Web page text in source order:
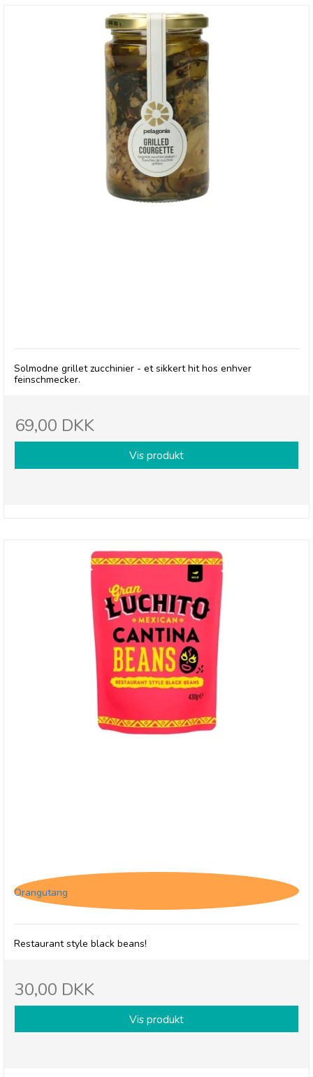
Solmodne grillet zucchinier - et sikkert hit hos enhver
feinschmecker.
69,00 DKK
Vis produkt
Orangutang
Restaurant style black beans!
30,00 DKK
Vis produkt